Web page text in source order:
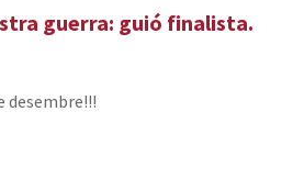
guerra: guió finalista.
desembre!!!